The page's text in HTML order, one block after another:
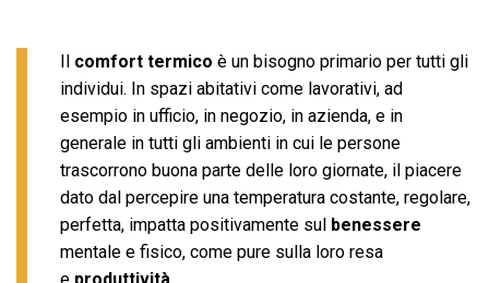
Il comfort termico è un bisogno primario per tutti gli
individui. In spazi abitativi come lavorativi, ad
esempio in ufficio, in negozio, in azienda, e in
generale in tutti gli ambienti in cui le persone
trascorrono buona parte delle loro giornate, il piacere
dato dal percepire una temperatura costante, regolare,
perfetta, impatta positivamente sul benessere
mentale e fisico, come pure sulla loro resa